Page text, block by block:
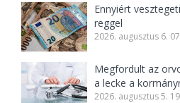
Ennyiért
reggel
2026. augusztus 6.
Megfordult az
a lecke a
2026. augusztus 5.